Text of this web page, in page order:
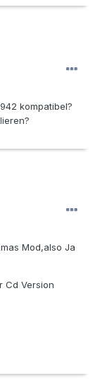
kompatibel?
Mod,also Ja
Cd Version